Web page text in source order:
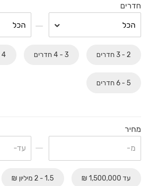
חדרים
2 - 3 חדרים 3 - 4 חדרים 4 - 5 חדרים
5 - 6 חדרים
מחיר
עד 1,500,000 ₪ 1.5 - 2 מיליון ₪